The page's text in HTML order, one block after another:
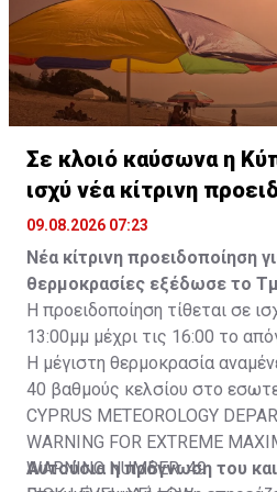
Σε κλοιό καύσωνα η
ισχύ νέα κίτρινη
09.08.2026 07:23
Νέα κίτρινη προειδοποίηση
θερμοκρασίες εξέδωσε το
Η προειδοποίηση τίθεται σε
13:00μμ μέχρι τις 16:00 το
Η μέγιστη θερμοκρασία
40 βαθμούς κελσίου στο
CYPRUS METEOROLOGY
WARNING FOR EXTREME
WARNING NUMBER: 49
Αυτούσια η πρόγνωση του